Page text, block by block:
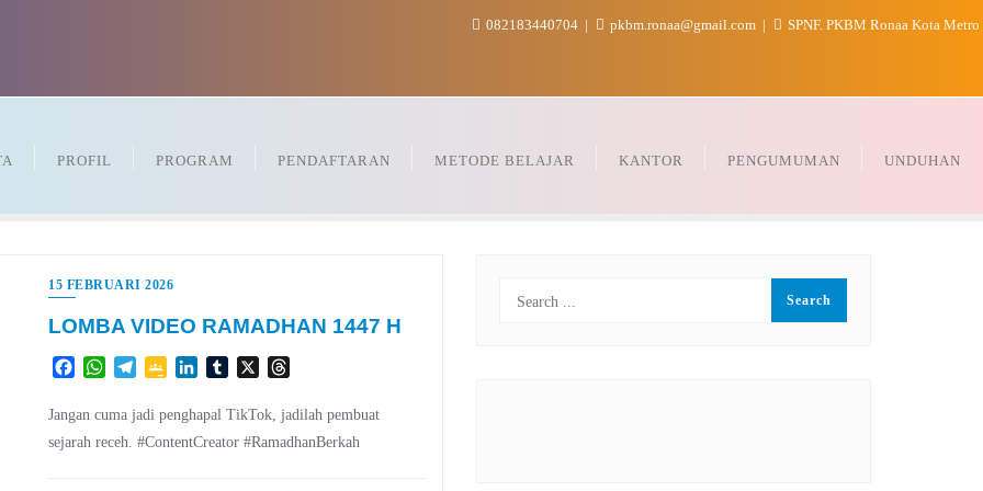
082183440704 pkbm.ronaa@gmail.com SPNF. PKBM Ronaa Kota Metro
PROFIL PROGRAM PENDAFTARAN METODE BELAJAR KANTOR PENGUMUMAN UNDUHAN
15 FEBRUARI 2026
LOMBA VIDEO RAMADHAN 1447 H
FacebookWhatsApp
TelegramGoogleLinkedInTumblr
X
Jangan cuma jadi penghapal TikTok, jadilah pembuat
sejarah receh. #ContentCreator #RamadhanBerkah